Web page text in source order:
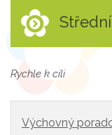
Rychle k cíli
Výchovný